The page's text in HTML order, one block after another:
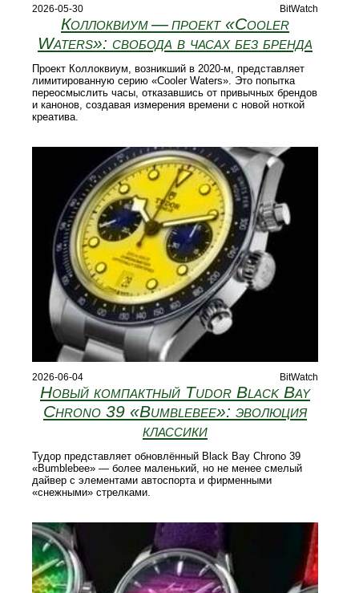
2026-05-30 BitWatch
Коллоквиум — проект «Cooler
Waters»: свобода в часах без бренда
Проект Коллоквиум, возникший в 2020‑м, представляет
лимитированную серию «Cooler Waters». Это попытка
переосмыслить часы, отказавшись от привычных брендов
и канонов, создавая измерения времени с новой ноткой
креатива.
2026-06-04 BitWatch
Новый компактный Tudor Black Bay
Chrono 39 «Bumblebee»: эволюция
классики
Тудор представляет обновлённый Black Bay Chrono 39
«Bumblebee» — более маленький, но не менее смелый
дайвер с элементами автоспорта и фирменными
«снежными» стрелками.